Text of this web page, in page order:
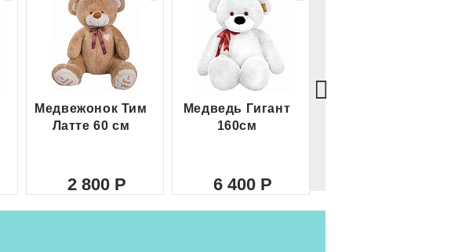
Медвежонок Тим
Латте 60 см
2 800
Медведь Гигант
160см
6 400